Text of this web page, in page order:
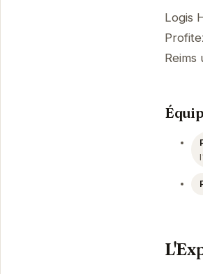
Logis
Reims